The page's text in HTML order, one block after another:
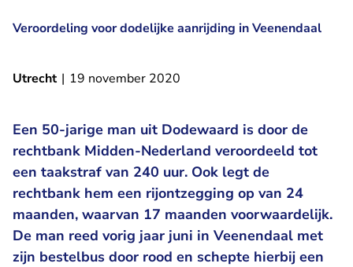
Veroordeling voor dodelijke aanrijding in Veenendaal
Utrecht | 19 november 2020
Een 50-jarige man uit Dodewaard is door de
rechtbank Midden-Nederland veroordeeld tot
een taakstraf van 240 uur. Ook legt de
rechtbank hem een rijontzegging op van 24
maanden, waarvan 17 maanden voorwaardelijk.
De man reed vorig jaar juni in Veenendaal met
zijn bestelbus door rood en schepte hierbij een